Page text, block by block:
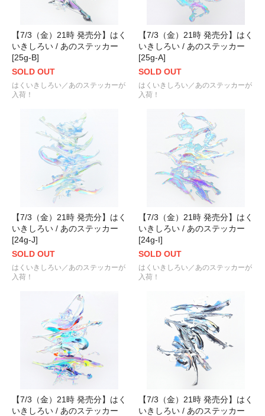
【7/3（金）21時 発売分】はく
いきしろい / あのステッカー
[25g-B]
SOLD OUT
はくいきしろい／あのステッカーが
入荷！
【7/3（金）21時 発売分】はく
いきしろい / あのステッカー
[25g-A]
SOLD OUT
はくいきしろい／あのステッカーが
入荷！
【7/3（金）21時 発売分】はく
いきしろい / あのステッカー
[24g-J]
SOLD OUT
はくいきしろい／あのステッカーが
入荷！
【7/3（金）21時 発売分】はく
いきしろい / あのステッカー
[24g-I]
SOLD OUT
はくいきしろい／あのステッカーが
入荷！
【7/3（金）21時 発売分】はく
いきしろい / あのステッカー
【7/3（金）21時 発売分】はく
いきしろい / あのステッカー